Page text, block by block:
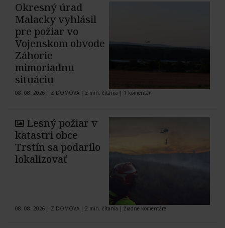
Okresný úrad
Malacky vyhlásil
pre požiar vo
Vojenskom obvode
Záhorie
mimoriadnu
situáciu
08. 08. 2026 | Z DOMOVA | 2 min. čítania | 1 komentár
Lesný požiar v
katastri obce
Trstín sa podarilo
lokalizovať
08. 08. 2026 | Z DOMOVA | 2 min. čítania | Žiadne komentáre